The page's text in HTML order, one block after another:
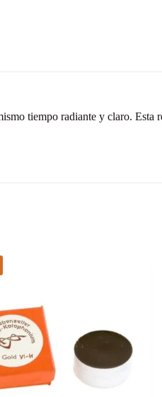
tiempo radiante y claro. Esta